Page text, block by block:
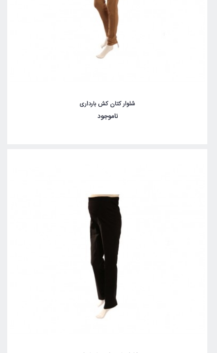
شلوار کتان کش بارداری
ناموجود